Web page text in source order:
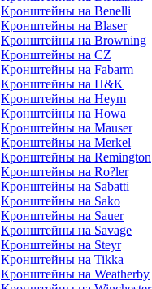
Кронштейны на Benelli
Кронштейны на Blaser
Кронштейны на Browning
Кронштейны на CZ
Кронштейны на Fabarm
Кронштейны на H&K
Кронштейны на Heym
Кронштейны на Howa
Кронштейны на Mauser
Кронштейны на Merkel
Кронштейны на Remington
Кронштейны на Ro?ler
Кронштейны на Sabatti
Кронштейны на Sako
Кронштейны на Sauer
Кронштейны на Savage
Кронштейны на Steyr
Кронштейны на Tikka
Кронштейны на Weatherby